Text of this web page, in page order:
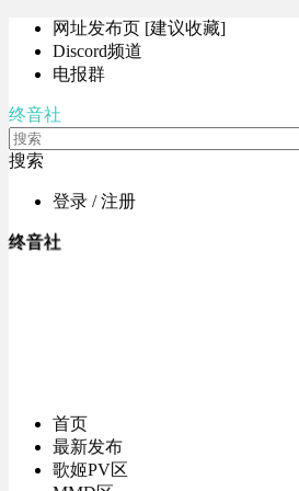
网址发布页 [建议收藏]
Discord频道
电报群
终音社
搜索
登录 / 注册
终音社
首页
最新发布
歌姬PV区